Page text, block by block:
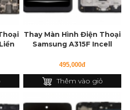
Thay Màn Hình Điện Thoại
Samsung A315F Incell
495,000đ
Thêm vào giỏ